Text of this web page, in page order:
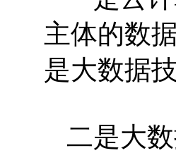
主体的数
是大数据
二是大